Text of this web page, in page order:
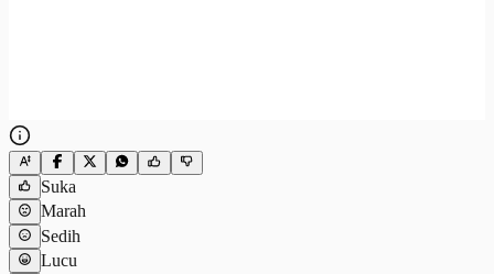
Suka
Marah
Sedih
Lucu